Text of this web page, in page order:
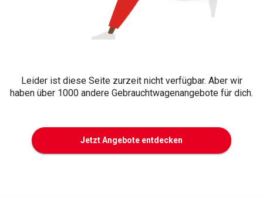
Leider ist diese Seite zurzeit nicht verfügbar. Aber wir
haben über 1000 andere Gebrauchtwagenangebote für dich.
Jetzt Angebote entdecken